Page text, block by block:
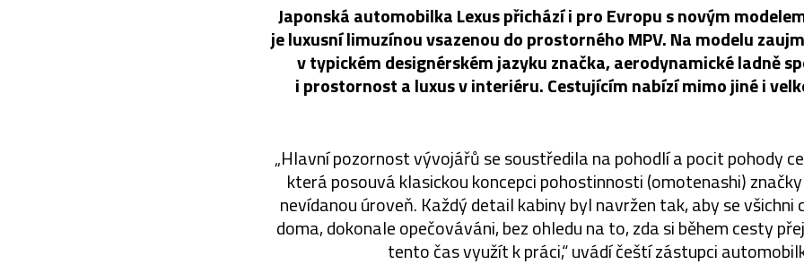
Japonská automobilka Lexus přichází i pro Evropu s novým
je luxusní limuzínou vsazenou do prostorného MPV. Na modelu
v typickém designérském jazyku značka, aerodynamické ladně
i prostornost a luxus v interiéru. Cestujícím nabízí mimo jiné i
„Hlavní pozornost vývojářů se soustředila na pohodlí a pocit pohody
která posouvá klasickou koncepci pohostinnosti (omotenashi)
nevídanou úroveň. Každý detail kabiny byl navržen tak, aby se všichni
doma, dokonale opečováváni, bez ohledu na to, zda si během cesty
tento čas využít k práci,“ uvádí čeští zástupci